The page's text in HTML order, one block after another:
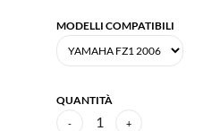
MODELLI COMPATIBILI
QUANTITÀ
- 1 +